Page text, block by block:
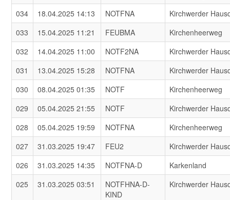
034
18.04.2025 14:13 NOTFNA
Kirchwerder
033
15.04.2025 11:21 FEUBMA
Kirchenheerweg
032
14.04.2025 11:00 NOTF2NA
Kirchwerder
031
13.04.2025 15:28 NOTFNA
Kirchwerder
030
08.04.2025 01:35 NOTF
Kirchenheerweg
029
05.04.2025 21:55 NOTF
Kirchwerder
028
05.04.2025 19:59 NOTFNA
Kirchenheerweg
027
31.03.2025 19:47 FEU2
Kirchwerder
026
31.03.2025 14:35 NOTFNA-D
Karkenland
025
31.03.2025 03:51
NOTFHNA-D-
KIND
Kirchwerder